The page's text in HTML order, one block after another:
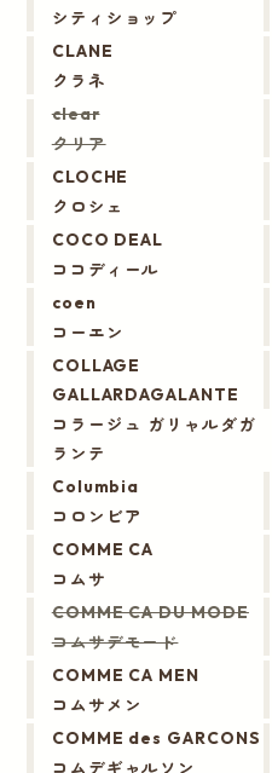
シティショップ
CLANE
クラネ
clear
クリア
CLOCHE
クロシェ
COCO DEAL
ココディール
coen
コーエン
COLLAGE
GALLARDAGALANTE
コラージュ ガリャルダガ
ランテ
Columbia
コロンビア
COMME CA
コムサ
COMME CA DU MODE
コムサデモード
COMME CA MEN
コムサメン
COMME des GARCONS
コムデギャルソン